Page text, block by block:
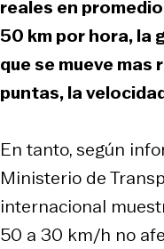
reales en
50 km por hora, la
que se mueve mas
puntas, la
En tanto, según
Ministerio de
internacional
50 a 30 km/h no